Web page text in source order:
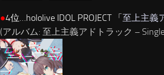
●4位…hololive IDOL PROJECT 「至上主義
(アルバム: 至上主義アドトラック –